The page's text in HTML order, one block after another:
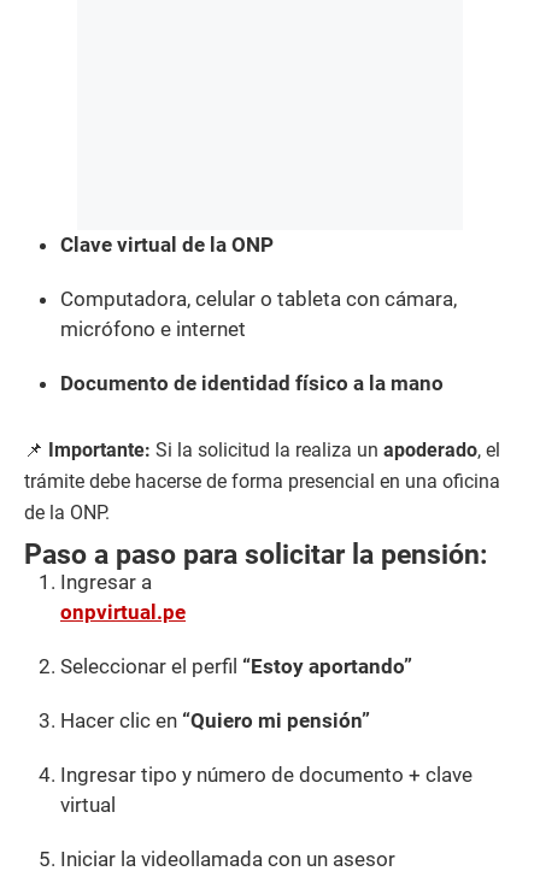
Clave virtual de la ONP
Computadora, celular o tableta con cámara,
micrófono e internet
Documento de identidad físico a la mano
📌 Importante: Si la solicitud la realiza un apoderado, el
trámite debe hacerse de forma presencial en una oficina
de la ONP.
Paso a paso para solicitar la pensión:
Ingresar a
onpvirtual.pe
Seleccionar el perfil “Estoy aportando”
Hacer clic en “Quiero mi pensión”
Ingresar tipo y número de documento + clave
virtual
Iniciar la videollamada con un asesor